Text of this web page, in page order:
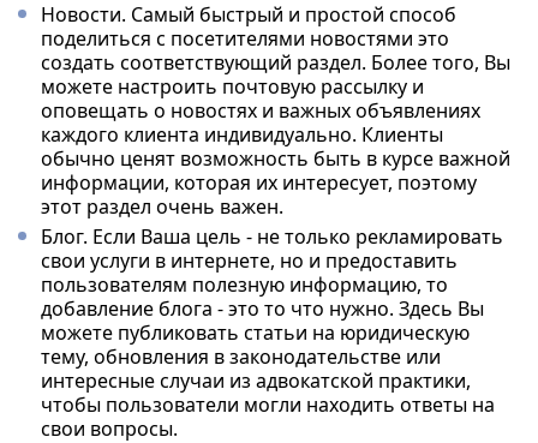
Новости. Самый быстрый и простой способ
поделиться с посетителями новостями это
создать соответствующий раздел. Более того, Вы
можете настроить почтовую рассылку и
оповещать о новостях и важных объявлениях
каждого клиента индивидуально. Клиенты
обычно ценят возможность быть в курсе важной
информации, которая их интересует, поэтому
этот раздел очень важен.
Блог. Если Ваша цель - не только рекламировать
свои услуги в интернете, но и предоставить
пользователям полезную информацию, то
добавление блога - это то что нужно. Здесь Вы
можете публиковать статьи на юридическую
тему, обновления в законодательстве или
интересные случаи из адвокатской практики,
чтобы пользователи могли находить ответы на
свои вопросы.